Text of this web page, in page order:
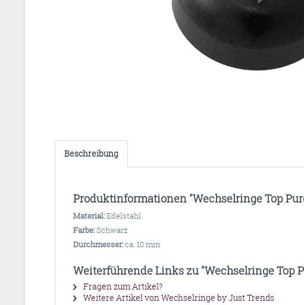
Beschreibung
Produktinformationen "Wechselringe Top
Material:Edelstahl
Farbe:Schwarz
Durchmesser:ca. 10 mm
Weiterführende Links zu "Wechselringe Top
Fragen zum Artikel?
Weitere Artikel von Wechselringe by Just Trends